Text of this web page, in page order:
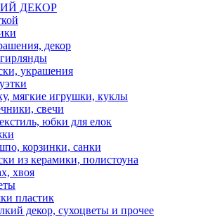
ДЕКОР
декор
украшения
мягкие игрушки, куклы
свечи
юбки для елок
корзинки, санки
из керамики, полистоуна
хвоя
пластик
декор, сухоцветы и прочее